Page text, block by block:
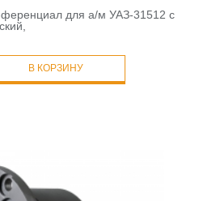
для а/м УАЗ-31512 с
В КОРЗИНУ